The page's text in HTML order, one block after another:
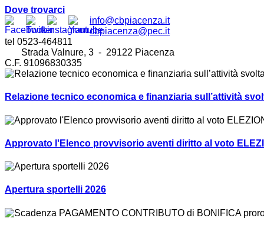
Dove trovarci
info@cbpiacenza.it
cbpiacenza@pec.it
tel 0523-464811
Strada Valnure, 3 - 29122 Piacenza
C.F. 91096830335
Relazione tecnico economica e finanziaria sull’attività
Approvato l'Elenco provvisorio aventi diritto al voto
Apertura sportelli 2026